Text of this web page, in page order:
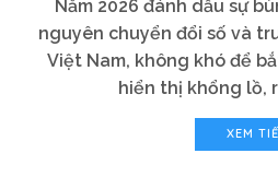
Năm 2026 đánh dấu sự
nguyên chuyển đổi số và
Việt Nam, không khó để
hiển thị khổng lồ,
XEM